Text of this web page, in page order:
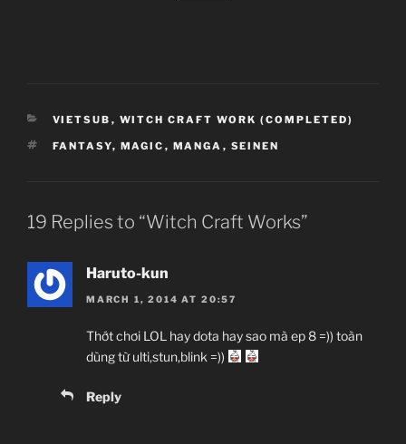
CATEGORIES
VIETSUB , WITCH CRAFT WORK (COMPLETED)
TAGS
FANTASY, MAGIC , MANGA , SEINEN
19 Replies to “Witch Craft Works”
Haruto-kun
MARCH 1, 2014 AT 20:57
Thớt chơi LOL hay dota hay sao mà ep 8 =)) toàn
dùng từ ulti,stun,blink =))
Reply